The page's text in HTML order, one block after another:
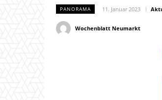
PANORAMA 11. Januar 2023
Wochenblatt Neumarkt